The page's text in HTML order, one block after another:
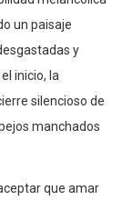
un paisaje
y
inicio, la
silencioso de
manchados
que amar